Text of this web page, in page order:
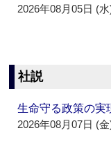
2026年08月05日 (水
社説
生命守る政策の実
2026年08月07日 (金